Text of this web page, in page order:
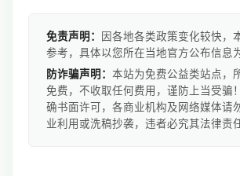
免责声明：
因各地各类政策变化较快，
参考，具体以您所在当地官方公布信息
防诈骗声明： 本站为免费公益类站点，
免费，不收取任何费用，谨防上当受骗
确书面许可，各商业机构及网络媒体请
业利用或洗稿抄袭，违者必究其法律责